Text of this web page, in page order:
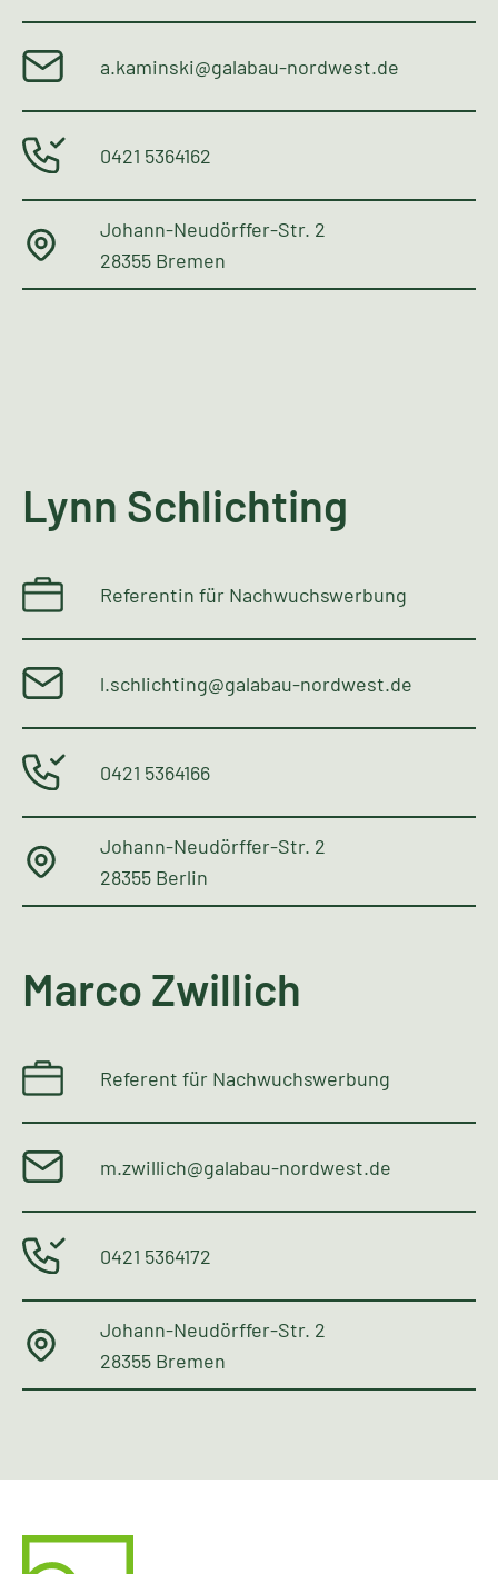
a.kaminski@galabau-nordwest.de
0421 5364162
Johann-Neudörffer-Str. 2
28355 Bremen
Lynn Schlichting
Referentin für Nachwuchswerbung
l.schlichting@galabau-nordwest.de
0421 5364166
Johann-Neudörffer-Str. 2
28355 Berlin
Marco Zwillich
Referent für Nachwuchswerbung
m.zwillich@galabau-nordwest.de
0421 5364172
Johann-Neudörffer-Str. 2
28355 Bremen